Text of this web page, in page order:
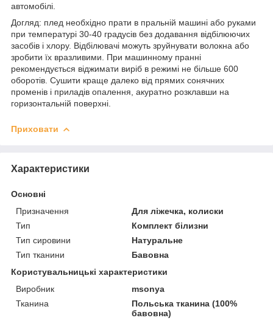
автомобілі.
Догляд: плед необхідно прати в пральній машині або руками
при температурі 30-40 градусів без додавання відбілюючих
засобів і хлору. Відбілювачі можуть зруйнувати волокна або
зробити їх вразливими. При машинному пранні
рекомендується віджимати виріб в режимі не більше 600
оборотів. Сушити краще далеко від прямих сонячних
променів і приладів опалення, акуратно розклавши на
горизонтальній поверхні.
Приховати
Характеристики
Основні
Призначення
Для ліжечка, колиски
Тип
Комплект білизни
Тип сировини
Натуральне
Тип тканини
Бавовна
Користувальницькі характеристики
Виробник
msonya
Тканина
Польська тканина (100%
бавовна)